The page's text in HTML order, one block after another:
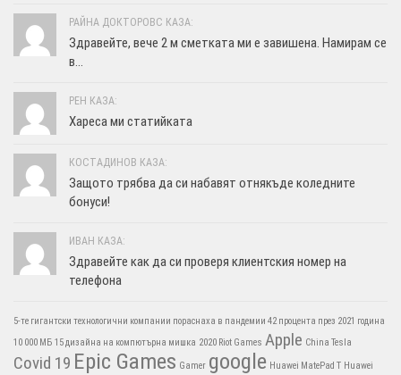
РАЙНА ДОКТОРОВС КАЗА:
Здравейте, вече 2 м сметката ми е завишена. Намирам се
в...
РЕН КАЗА:
Хареса ми статийката
КОСТАДИНОВ КАЗА:
Защото трябва да си набавят отнякъде коледните
бонуси!
ИВАН КАЗА:
Здравейте как да си проверя клиентския номер на
телефона
5-те гигантски технологични компании пораснаха в пандемии 42 процента през 2021 година
10 000 МБ 15 дизайна на компютърна мишка 2020 Riot Games Apple China Tesla
Covid 19 Epic Games Gamer google Huawei MatePad T Huawei